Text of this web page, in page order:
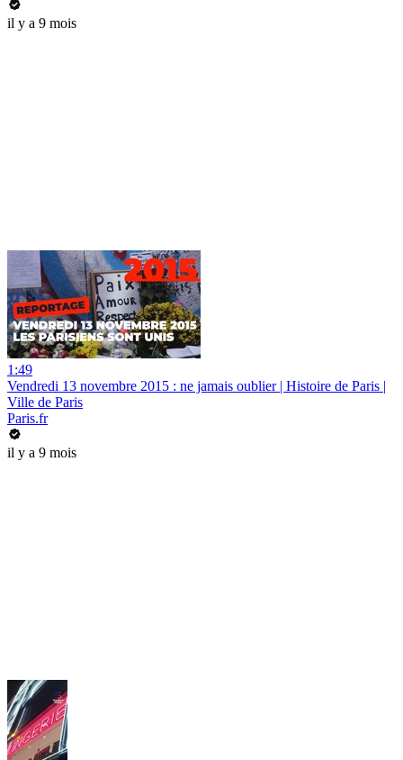
il y a 9 mois
1:49
Vendredi 13 novembre 2015 : ne jamais oublier | Histoire de Paris |
Ville de Paris
Paris.fr
il y a 9 mois